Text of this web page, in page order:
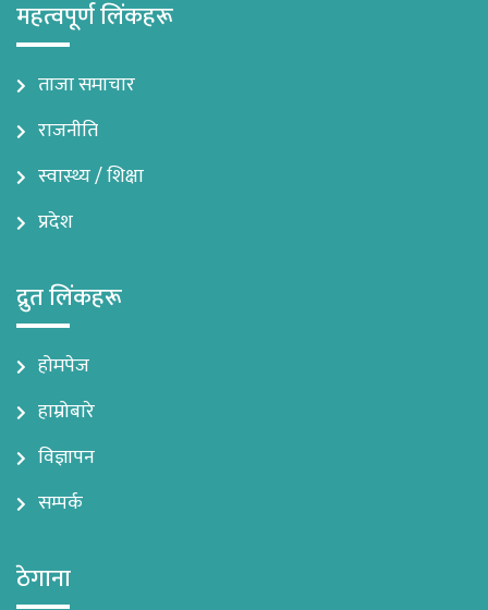
महत्वपूर्ण लिंकहरू
ताजा समाचार
राजनीति
स्वास्थ्य / शिक्षा
प्रदेश
द्रुत लिंकहरू
होमपेज
हाम्रोबारे
विज्ञापन
सम्पर्क
ठेगाना